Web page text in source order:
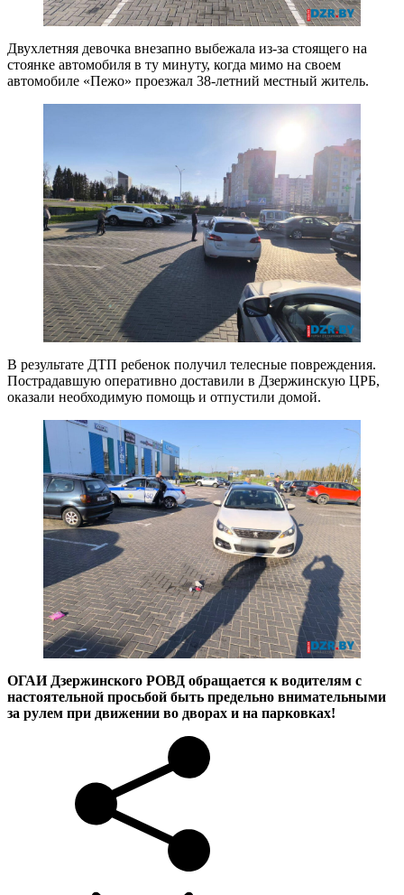
Двухлетняя девочка внезапно выбежала из-за стоящего на
стоянке автомобиля в ту минуту, когда мимо на своем
автомобиле «Пежо» проезжал 38-летний местный житель.
В результате ДТП ребенок получил телесные повреждения.
Пострадавшую оперативно доставили в Дзержинскую ЦРБ,
оказали необходимую помощь и отпустили домой.
ОГАИ Дзержинского РОВД обращается к водителям с
настоятельной просьбой быть предельно внимательными
за рулем при движении во дворах и на парковках!